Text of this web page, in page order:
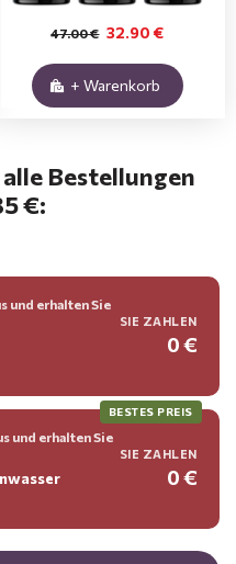
Bestellungen
€:
und erhalten Sie
SIE ZAHLEN
0 €
BESTES PREIS
und erhalten Sie
SIE ZAHLEN
0 €
32.90 €
47.00 €
+ Warenkorb